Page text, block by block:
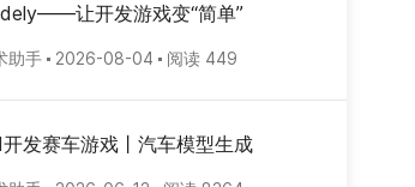
让开发游戏变“简单”
助手 2026-08-04 阅读 449
发赛车游戏丨汽车模型生成